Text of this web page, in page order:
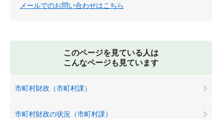
メールでのお問い合わせはこちら
このページを見ている人は
こんなページも見ています
市町村財政（市町村課）
市町村財政の状況（市町村課）